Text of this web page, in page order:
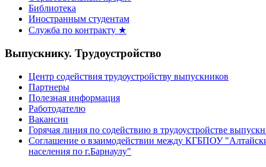
Библиотека
Иностранным студентам
Служба по контракту ★
Выпускнику. Трудоустройство
Центр содействия трудоустройству выпускников
Партнеры
Полезная информация
Работодателю
Вакансии
Горячая линия по содействию в трудоустройстве
Соглашение о взаимодействии между КГБПОУ
населения по г.Барнаулу"